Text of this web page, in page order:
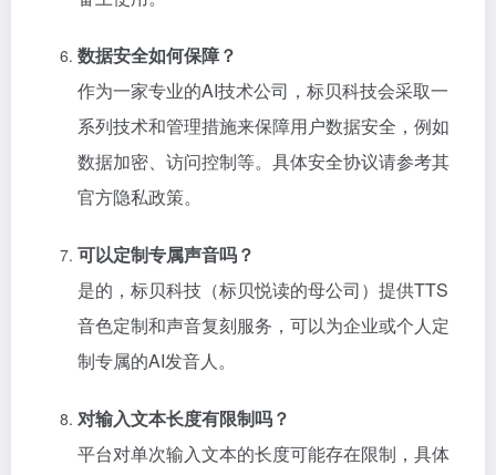
数据安全如何保障？
作为一家专业的AI技术公司，标贝科技会采取一
系列技术和管理措施来保障用户数据安全，例如
数据加密、访问控制等。具体安全协议请参考其
官方隐私政策。
可以定制专属声音吗？
是的，标贝科技（标贝悦读的母公司）提供TTS
音色定制和声音复刻服务，可以为企业或个人定
制专属的AI发音人。
对输入文本长度有限制吗？
平台对单次输入文本的长度可能存在限制，具体